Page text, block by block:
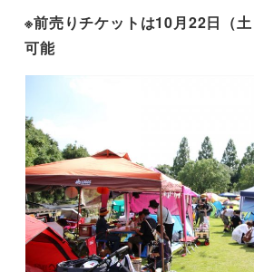
※前売りチケットは10月22日（
可能